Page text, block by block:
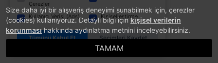
Size daha iyi bir alışveriş deneyimi sunabilmek için, çerezler
(cookies) kullanıyoruz. Detaylı bilgi içinkişisel verilerin
korunmasıhakkında aydınlatma metnini inceleyebilirsiniz.
TAMAM
Çerezler
Kullanıcı Verisi (Ads) Kişiselleştirme
Tümünü Kabul Et Seçimleri Kaydet